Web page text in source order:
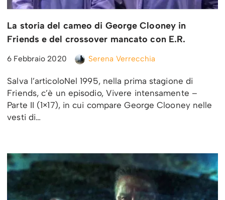
La storia del cameo di George Clooney in
Friends e del crossover mancato con E.R.
6 Febbraio 2020 Serena Verrecchia
Salva l’articoloNel 1995, nella prima stagione di
Friends, c’è un episodio, Vivere intensamente –
Parte II (1×17), in cui compare George Clooney nelle
vesti di…